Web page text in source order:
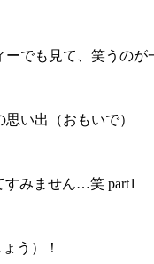
ーでも見て、笑うのが
い出（おもいで）
すみません…笑 part1
う）！